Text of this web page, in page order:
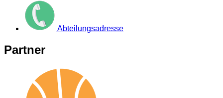
Abteilungsadresse
Partner